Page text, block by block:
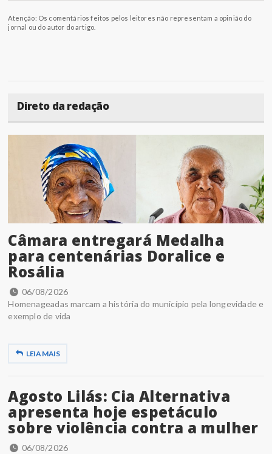
Atenção: Os comentários feitos pelos leitores não representam a opinião do
jornal ou do autor do artigo.
Direto da redação
Câmara entregará Medalha
para centenárias Doralice e
Rosália
06/08/2026
Homenageadas marcam a história do município pela longevidade e
exemplo de vida
LEIA MAIS
Agosto Lilás: Cia Alternativa
apresenta hoje espetáculo
sobre violência contra a mulher
06/08/2026